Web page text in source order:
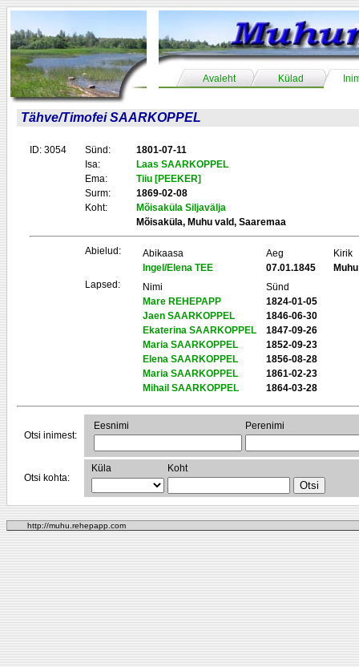
Avaleht Külad
Tähve/Timofei SAARKOPPEL
ID: 3054 Sünd:
1801-07-11
Isa:
Laas SAARKOPPEL
Ema:
Tiiu [PEEKER]
Surm:
1869-02-08
Koht:
Mõisaküla Siljavälja
Mõisaküla, Muhu vald, Saaremaa
Abielud: Abikaasa Aeg
Kirik
Ingel/Elena TEE
07.01.1845
Muhu
Lapsed:
Nimi
Sünd
Mare REHEPAPP
1824-01-05
Jaen SAARKOPPEL
1846-06-30
Ekaterina SAARKOPPEL
1847-09-26
Maria SAARKOPPEL
1852-09-23
Elena SAARKOPPEL
1856-08-28
Maria SAARKOPPEL
1861-02-23
Mihail SAARKOPPEL
1864-03-28
Otsi inimest:
Eesnimi Perenimi
Otsi kohta:
Küla Koht
http://muhu.rehepapp.com